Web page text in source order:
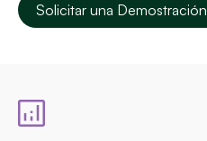
Solicitar una Demostración